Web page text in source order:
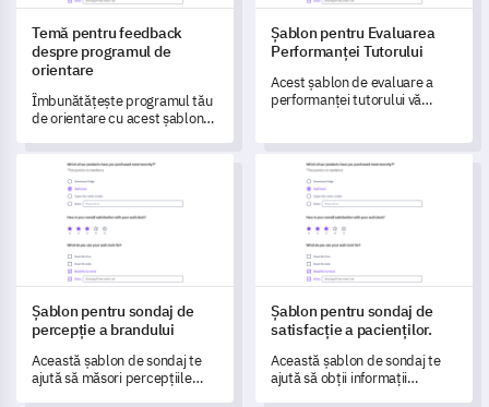
Temă pentru feedback
despre programul de
orientare
Îmbunătățește programul tău
de orientare cu acest șablon
permite să măsori satisfacția,
să înțelegi eficiența
conținutului și să capturezi
informații valoroase.
Șablon pentru Evaluarea
Performanței Tutorului
Acest șablon de evaluare a
performanței tutorului vă
dvs., deschizând calea către
rezultate mai bune pentru
studenți.
Șablon pentru sondaj de percepție a brandului
Șablon pentru sondaj de
percepție a brandului
Această șablon de sondaj te
ajută să măsori percepțiile
Șablon pentru sondaj de
Șablon pentru sondaj de
satisfacție a pacienților.
Această şablon de sondaj te
ajută să obţii informaţii